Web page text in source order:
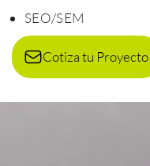
SEO/SEM
Cotiza tu Proyecto